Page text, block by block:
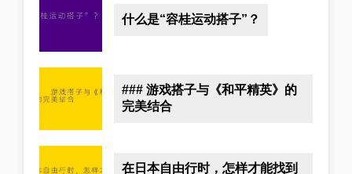
什么是“容桂运动搭子”？
### 游戏搭子与《和平精英》的
完美结合
在日本自由行时，怎样才能找到